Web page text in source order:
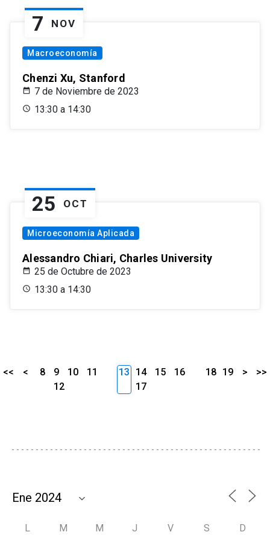
7 NOV
Macroeconomía
Chenzi Xu, Stanford
7 de Noviembre de 2023
13:30 a 14:30
25 OCT
Microeconomía Aplicada
Alessandro Chiari, Charles University
25 de Octubre de 2023
13:30 a 14:30
<< < 8 9 10
11
12
13 14 15
16
17
18 19 > >>
L M M J V S D